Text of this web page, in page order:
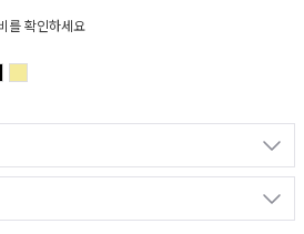
를 확인하세요